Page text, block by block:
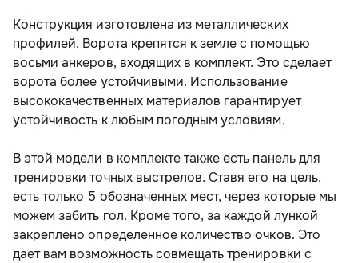
Конструкция изготовлена из металлических
профилей. Ворота крепятся к земле с помощью
восьми анкеров, входящих в комплект. Это сделает
ворота более устойчивыми. Использование
высококачественных материалов гарантирует
устойчивость к любым погодным условиям.
В этой модели в комплекте также есть панель для
тренировки точных выстрелов. Ставя его на цель,
есть только 5 обозначенных мест, через которые мы
можем забить гол. Кроме того, за каждой лункой
закреплено определенное количество очков. Это
дает вам возможность совмещать тренировки с